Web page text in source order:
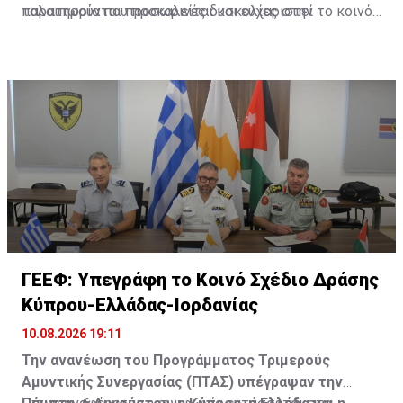
παρατηρούνται προσωρινές δυσκολίες στην
ταλαιπωρία που προκαλείται και ευχαριστεί το κοινό
Διαβάστε επίσης:Οδηγοί προσοχή: Σε αυτούς τους
δρόμους της Λευκωσίας εκτελούνται εργασίες
Πηγή: ΚΥΠΕ
ΓΕΕΦ: Υπεγράφη το Κοινό Σχέδιο Δράσης
Κύπρου-Ελλάδας-Ιορδανίας
10.08.2026 19:11
Την ανανέωση του Προγράμματος Τριμερούς
Αμυντικής Συνεργασίας (ΠΤΑΣ) υπέγραψαν την